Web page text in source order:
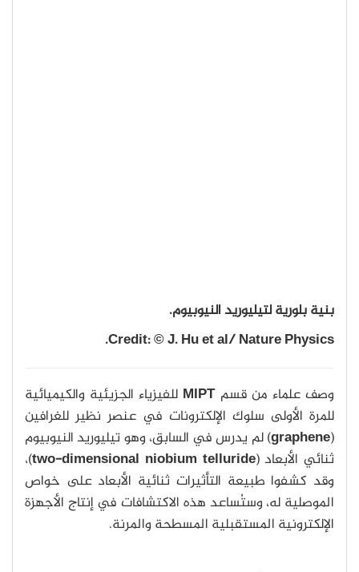
بنية بلورية لتيليوريد النيوبيوم.
Credit: © J. Hu et al/ Nature Physics.
وصف علماء من قسم MIPT
للفيزياء الجزيئية والكيميائية
للمرة الأولى سلوك الإلكترونات في عنصر نظير للغرافين
(
graphene) لم يدرس في السابق، وهو تيليوريد النيوبيوم
ثنائي الأبعاد (two-dimensional niobium telluride)،
وقد كشفوا طبيعة التأثيرات ثنائية الأبعاد على خواص
الموصلية له، وستُساعد هذه الاكتشافات في إنتاج الأجهزة
الإلكترونية المستقبلية المسطحة والمرنة.